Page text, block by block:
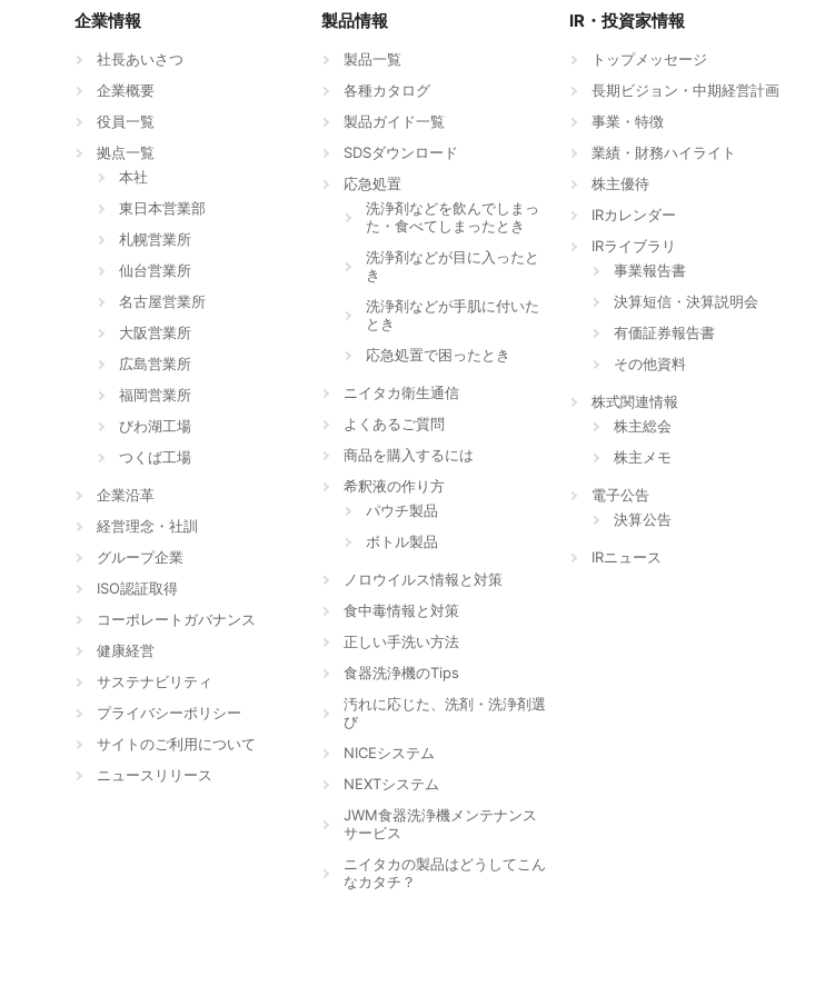
企業情報
社長あいさつ
企業概要
役員一覧
拠点一覧
本社
東日本営業部
札幌営業所
仙台営業所
名古屋営業所
大阪営業所
広島営業所
福岡営業所
びわ湖工場
つくば工場
企業沿革
経営理念・社訓
グループ企業
ISO認証取得
コーポレートガバナンス
健康経営
サステナビリティ
プライバシーポリシー
サイトのご利用について
ニュースリリース
製品情報
製品一覧
各種カタログ
製品ガイド一覧
SDSダウンロード
応急処置
洗浄剤などを飲んでしまっ
た・食べてしまったとき
洗浄剤などが目に入ったと
き
洗浄剤などが手肌に付いた
とき
応急処置で困ったとき
ニイタカ衛生通信
よくあるご質問
商品を購入するには
希釈液の作り方
パウチ製品
ボトル製品
ノロウイルス情報と対策
食中毒情報と対策
正しい手洗い方法
食器洗浄機のTips
汚れに応じた、洗剤・洗浄剤選
び
NICEシステム
NEXTシステム
JWM食器洗浄機メンテナンス
サービス
ニイタカの製品はどうしてこん
なカタチ？
IR・投資家情報
トップメッセージ
長期ビジョン・中期経営計画
事業・特徴
業績・財務ハイライト
株主優待
IRカレンダー
IRライブラリ
事業報告書
決算短信・決算説明会
有価証券報告書
その他資料
株式関連情報
株主総会
株主メモ
電子公告
決算公告
IRニュース